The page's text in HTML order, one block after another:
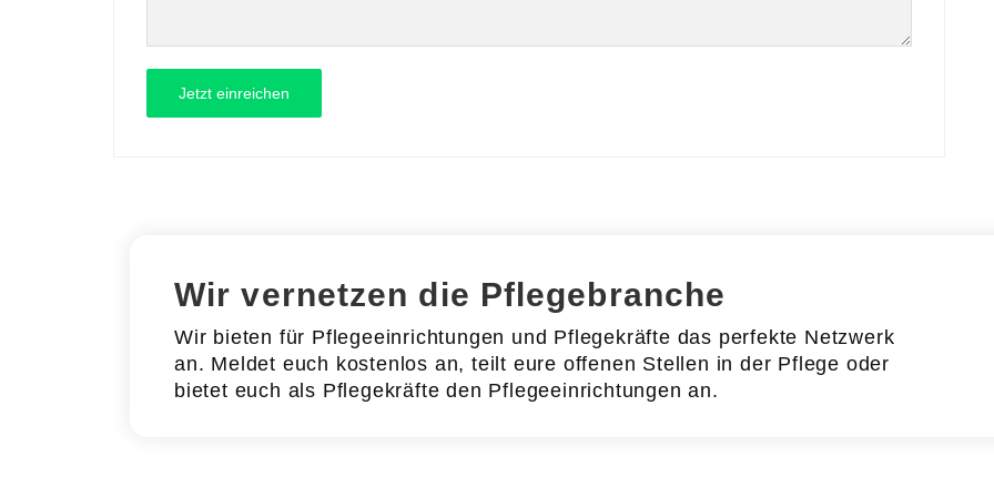
Wir vernetzen die Pflegebranche
Wir bieten für Pflegeeinrichtungen und Pflegekräfte das perfekte Netzwerk
an. Meldet euch kostenlos an, teilt eure offenen Stellen in der Pflege oder
bietet euch als Pflegekräfte den Pflegeeinrichtungen an.